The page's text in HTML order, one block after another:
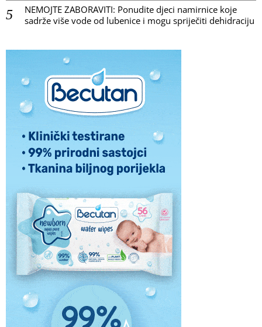
NEMOJTE ZABORAVITI: Ponudite djeci namirnice koje
sadrže više vode od lubenice i mogu spriječiti dehidraciju